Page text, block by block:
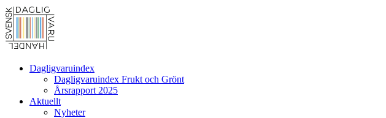
Dagligvaruindex
Dagligvaruindex Frukt och Grönt
Årsrapport 2025
Aktuellt
Nyheter